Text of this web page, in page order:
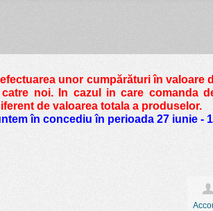
efectuarea unor cumpărături în valoare
noi. In cazul in care comanda
de valoarea totala a produselor.
în concediu în perioada 27 iunie -